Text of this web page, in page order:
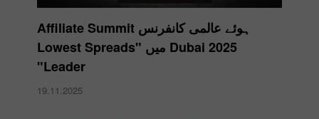
ہوئے عالمی کانفرنس Affiliate Summit
Dubai 2025 میں "Lowest Spreads
Leader"
19.11.2025